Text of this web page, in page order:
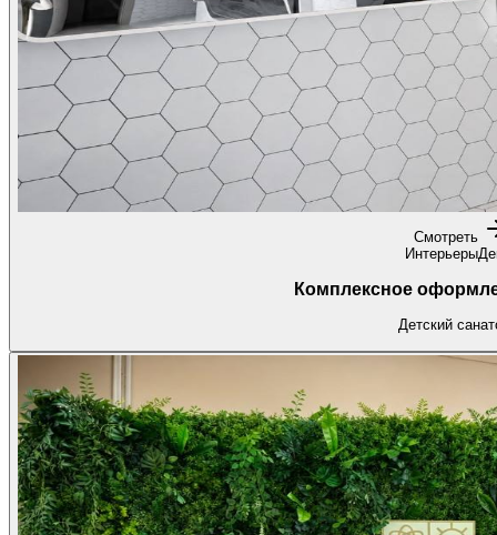
Смотреть
Интерьеры
Комплексное
Детский